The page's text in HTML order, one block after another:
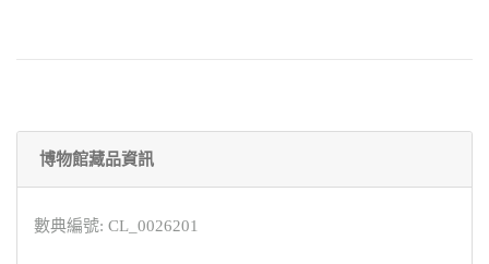
博物館藏品資訊
數典編號: CL_0026201